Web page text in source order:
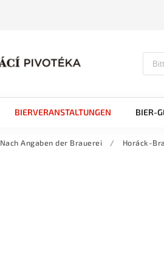
BIERVERANSTALTUNGEN BIER-
Nach Angaben der Brauerei / Horáck-